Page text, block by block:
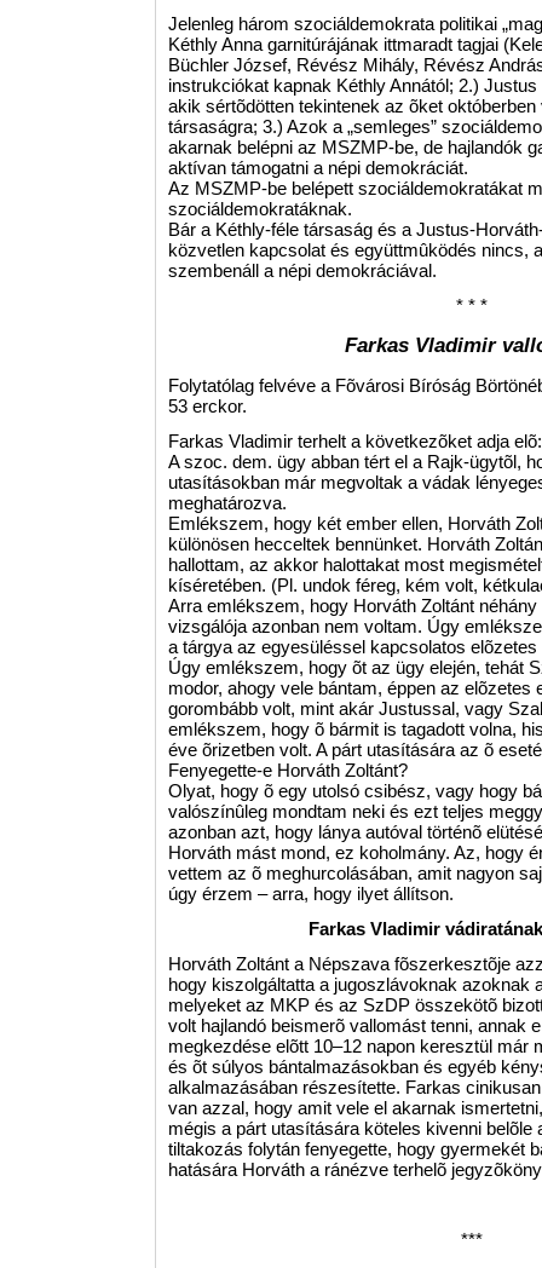
Jelenleg három szociáldemokrata politikai
Kéthly Anna garnitúrájának ittmaradt tagjai
Büchler József, Révész Mihály, Révész
instrukciókat kapnak Kéthly Annától; 2.)
akik sértõdötten tekintenek az õket
társaságra; 3.) Azok a „semleges”
akarnak belépni az MSZMP-be, de hajlandók
aktívan támogatni a népi demokráciát.
Az MSZMP-be belépett szociáldemokratákat
szociáldemokratáknak.
Bár a Kéthly-féle társaság és a Justus-
közvetlen kapcsolat és együttmûködés nincs,
szembenáll a népi demokráciával.
* * *
Farkas Vladimir
Folytatólag felvéve a Fõvárosi Bíróság
53 erckor.
Farkas Vladimir terhelt a következõket adja elõ:
A szoc. dem. ügy abban tért el a Rajk-ügytõl,
utasításokban már megvoltak a vádak
meghatározva.
Emlékszem, hogy két ember ellen, Horváth
különösen hecceltek bennünket. Horváth
hallottam, az akkor halottakat most
kíséretében. (Pl. undok féreg, kém volt,
Arra emlékszem, hogy Horváth Zoltánt
vizsgálója azonban nem voltam. Úgy
a tárgya az egyesüléssel kapcsolatos
Úgy emlékszem, hogy õt az ügy elején, tehát
modor, ahogy vele bántam, éppen az elõzetes
gorombább volt, mint akár Justussal, vagy
emlékszem, hogy õ bármit is tagadott volna,
éve õrizetben volt. A párt utasítására az õ
Fenyegette-e Horváth Zoltánt?
Olyat, hogy õ egy utolsó csibész, vagy hogy
valószínûleg mondtam neki és ezt teljes
azonban azt, hogy lánya autóval történõ
Horváth mást mond, ez koholmány. Az, hogy
vettem az õ meghurcolásában, amit nagyon
úgy érzem – arra, hogy ilyet állítson.
Farkas Vladimir
Horváth Zoltánt a Népszava fõszerkesztõje
hogy kiszolgáltatta a jugoszlávoknak azoknak
melyeket az MKP és az SzDP összekötõ
volt hajlandó beismerõ vallomást tenni, annak
megkezdése elõtt 10–12 napon keresztül már
és õt súlyos bántalmazásokban és egyéb
alkalmazásában részesítette. Farkas
van azzal, hogy amit vele el akarnak
mégis a párt utasítására köteles kivenni belõle
tiltakozás folytán fenyegette, hogy gyermekét
hatására Horváth a ránézve terhelõ
***